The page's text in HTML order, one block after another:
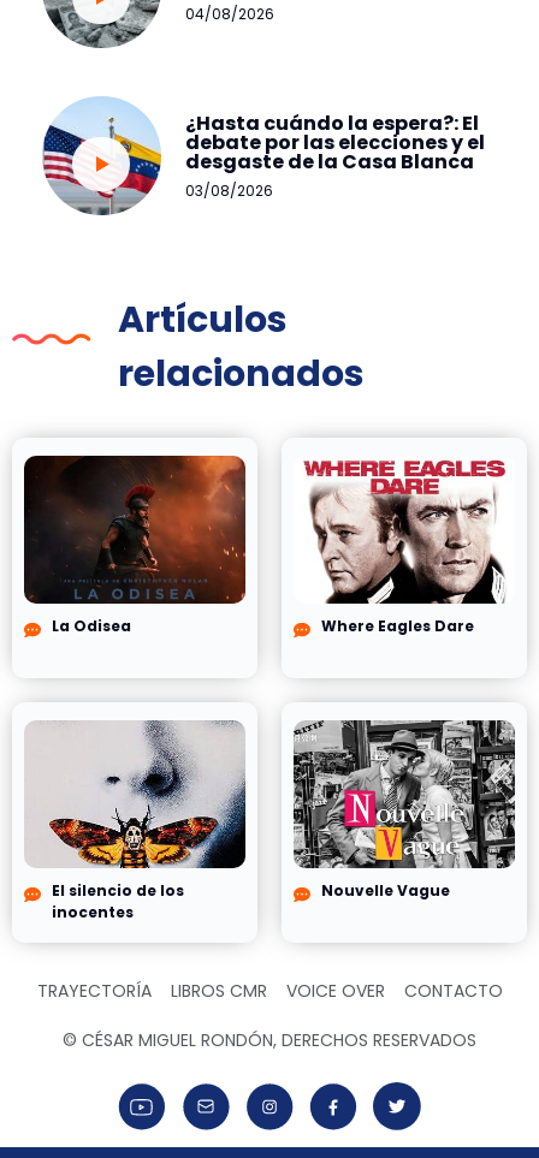
04/08/2026
¿Hasta cuándo la espera?: El
debate por las elecciones y el
desgaste de la Casa Blanca
03/08/2026
Artículos
relacionados
La Odisea Where Eagles Dare
El silencio de los
inocentes
Nouvelle Vague
TRAYECTORÍA LIBROS CMR VOICE OVER CONTACTO
© CÉSAR MIGUEL RONDÓN, DERECHOS RESERVADOS